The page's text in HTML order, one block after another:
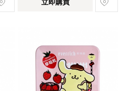
立即購買